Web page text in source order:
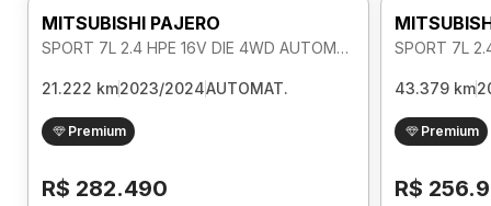
MITSUBISHI PAJERO
SPORT 7L 2.4 HPE 16V DIE 4WD AUTOMATICO
21.222 km2023/2024AUTOMAT.
Premium
R$ 282.490
43.379 km
Premium
R$